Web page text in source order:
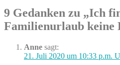
9 Gedanken zu „Ich
Familienurlaub keine
Anne sagt:
21. Juli 2020 um 10:33 p.m.